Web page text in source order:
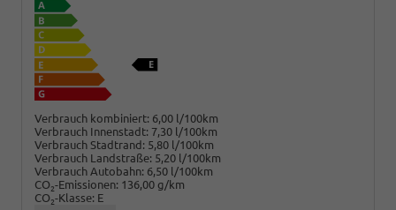
Verbrauch kombiniert: 6,00 l/100km
Verbrauch Innenstadt: 7,30 l/100km
Verbrauch Stadtrand: 5,80 l/100km
Verbrauch Landstraße: 5,20 l/100km
Verbrauch Autobahn: 6,50 l/100km
CO2-Emissionen: 136,00 g/km
CO2-Klasse: E